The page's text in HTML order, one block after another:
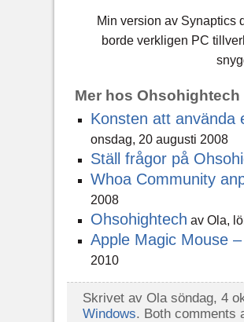
Min version av Synaptics
borde verkligen PC
Mer hos Ohsohightech
Konsten att använda
onsdag, 20 augusti 2008
Ställ frågor på
Whoa Community
2008
Ohsohightech av Ola,
Apple Magic Mouse
2010
Skrivet av Ola söndag, 4
Windows. Both comments